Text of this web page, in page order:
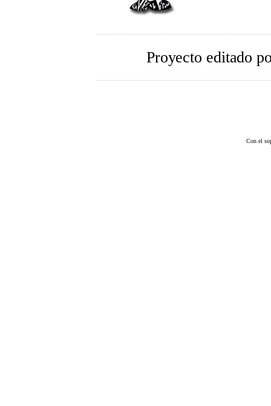
Proyecto editado
Con el